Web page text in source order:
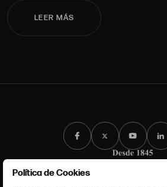
LEER MÁS
Política de Cookies